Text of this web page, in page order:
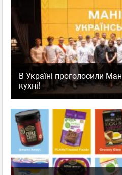
В Україні проголосили
кухні!